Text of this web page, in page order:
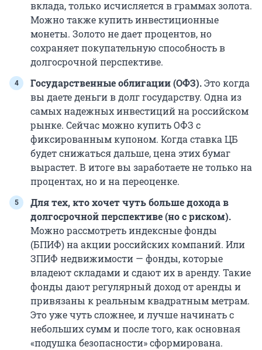
вклада, только исчисляется в граммах золота.
Можно также купить инвестиционные
монеты. Золото не дает процентов, но
сохраняет покупательную способность в
долгосрочной перспективе.
Государственные облигации (ОФЗ).Это когда
вы даете деньги в долг государству. Одна из
самых надежных инвестиций на российском
рынке. Сейчас можно купить ОФЗ с
фиксированным купоном. Когда ставка ЦБ
будет снижаться дальше, цена этих бумаг
вырастет. В итоге вы заработаете не только на
процентах, но и на переоценке.
Для тех, кто хочет чуть больше дохода в
долгосрочной перспективе (но с риском).
Можно рассмотреть индексные фонды
(БПИФ) на акции российских компаний. Или
ЗПИФ недвижимости — фонды, которые
владеют складами и сдают их в аренду. Такие
фонды дают регулярный доход от аренды и
привязаны к реальным квадратным метрам.
Это уже чуть сложнее, и лучше начинать с
небольших сумм и после того, как основная
«подушка безопасности» сформирована.